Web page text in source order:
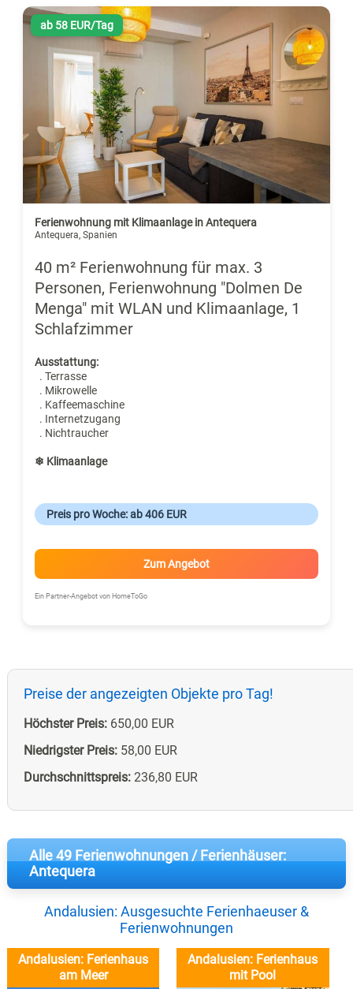
ab 58 EUR/Tag
Ferienwohnung mit Klimaanlage in Antequera
Antequera, Spanien
40 m² Ferienwohnung für max. 3
Personen, Ferienwohnung "Dolmen De
Menga" mit WLAN und Klimaanlage, 1
Schlafzimmer
Ausstattung:
. Terrasse
. Mikrowelle
. Kaffeemaschine
. Internetzugang
. Nichtraucher
❄ Klimaanlage
Preis pro Woche: ab 406 EUR
Zum Angebot
Ein Partner-Angebot von HomeToGo
Preise der angezeigten Objekte pro Tag!
Höchster Preis:650,00 EUR
Niedrigster Preis:58,00 EUR
Durchschnittspreis:236,80 EUR
Alle 49 Ferienwohnungen / Ferienhäuser:
Antequera
Andalusien: Ausgesuchte Ferienhaeuser &
Ferienwohnungen
Andalusien: Ferienhaus
am Meer
Andalusien: Ferienhaus
mit Pool